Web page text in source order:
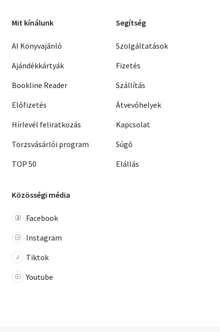
Mit kínálunk
AI Könyvajánló
Ajándékkártyák
Bookline Reader
Előfizetés
Hírlevél feliratkozás
Törzsvásárlói program
TOP 50
Segítség
Szolgáltatások
Fizetés
Szállítás
Átvevőhelyek
Kapcsolat
Súgó
Elállás
Közösségi média
Facebook
Instagram
Tiktok
Youtube